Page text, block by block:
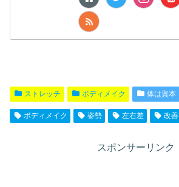
ストレッチ ボディメイク 体は資本
ボディメイク 姿勢 左右差 改善
スポンサーリンク